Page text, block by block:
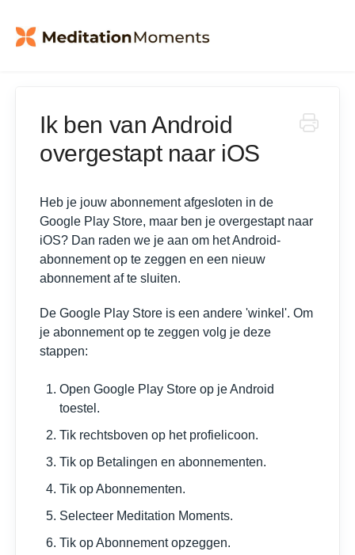
Ik ben van Android
overgestapt naar iOS
Heb je jouw abonnement afgesloten in de
Google Play Store, maar ben je overgestapt naar
iOS? Dan raden we je aan om het Android-
abonnement op te zeggen en een nieuw
abonnement af te sluiten.
De Google Play Store is een andere 'winkel'. Om
je abonnement op te zeggen volg je deze
stappen:
Open Google Play Store op je Android
toestel.
Tik rechtsboven op het profielicoon.
Tik op Betalingen en abonnementen.
Tik op Abonnementen.
Selecteer Meditation Moments.
Tik op Abonnement opzeggen.